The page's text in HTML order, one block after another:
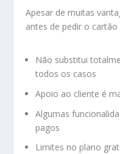
Apesar de muitas
antes de pedir o cartão
Não substitui
todos os casos
Apoio ao cliente é
Algumas
pagos
Limites no plano